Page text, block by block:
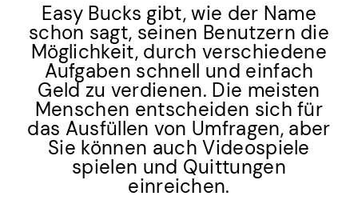
Easy Bucks gibt, wie der Name
schon sagt, seinen Benutzern die
Möglichkeit, durch verschiedene
Aufgaben schnell und einfach
Geld zu verdienen. Die meisten
Menschen entscheiden sich für
das Ausfüllen von Umfragen, aber
Sie können auch Videospiele
spielen und Quittungen
einreichen.